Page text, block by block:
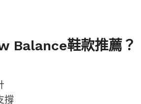
Balance鞋款推薦？
撐